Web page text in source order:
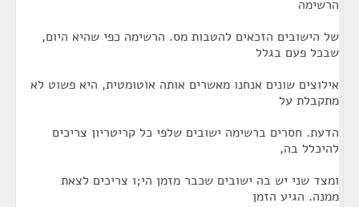
הרשימה
של הישובים הזכאים להטבות מס. הרשימה כפי שהיא היום,
שבכל פעם בגלל
אילוצים שונים אנחנו מאשרים אותה אוטומטית, היא פשוט לא
מתקבלת על
הדעת. חסרים ברשימה ישובים שלפי כל קריטריון צריכים
להיכלל בה,
ומצד שני יש בה ישובים שכבר מזמן הי;ו צריכים לצאת
ממנה. הגיע הזמן